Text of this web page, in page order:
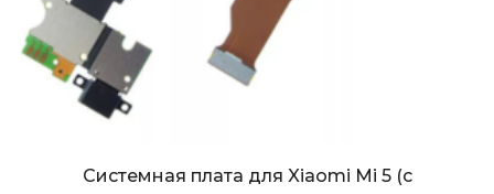
Системная плата для Xiaomi Mi 5 (с